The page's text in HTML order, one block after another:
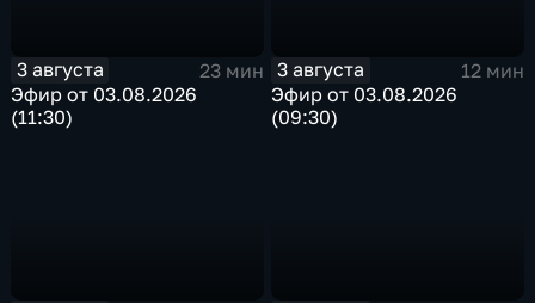
3 августа
23 мин
Эфир от 03.08.2026
(11:30)
3 августа
12 мин
Эфир от 03.08.2026
(09:30)